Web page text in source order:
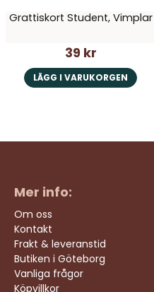
Grattiskort Student, Vimplar
39 kr
LÄGG I VARUKORGEN
Mer info:
Om oss
Kontakt
Frakt & leveranstid
Butiken i Göteborg
Vanliga frågor
Köpvillkor